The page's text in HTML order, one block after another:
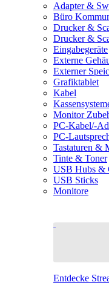
Adapter &
Büro
Drucker &
Drucker &
Eingabegeräte
Externe
Externer
Grafiktablet
Kabel
Monitor
PC-Kabel/-
PC-
Tastaturen &
Tinte & Toner
USB Hubs &
USB Sticks
Monitore
Entdecke